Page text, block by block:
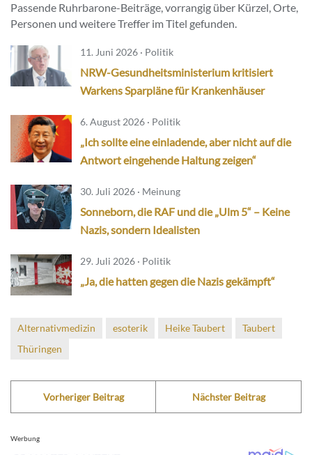
Passende Ruhrbarone-Beiträge, vorrangig über Kürzel, Orte,
Personen und weitere Treffer im Titel gefunden.
11. Juni 2026 · Politik
NRW-Gesundheitsministerium kritisiert
Warkens Sparpläne für Krankenhäuser
6. August 2026 · Politik
„Ich sollte eine einladende, aber nicht auf die
Antwort eingehende Haltung zeigen“
30. Juli 2026 · Meinung
Sonneborn, die RAF und die „Ulm 5“ – Keine
Nazis, sondern Idealisten
29. Juli 2026 · Politik
„Ja, die hatten gegen die Nazis gekämpft“
Alternativmedizin esoterik Heike Taubert
Taubert
Thüringen
Vorheriger Beitrag Nächster Beitrag
Werbung